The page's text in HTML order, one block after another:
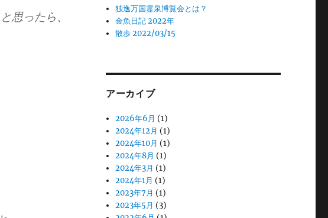
思ったら、
独逸万国霊泉博覧会とは？
金魚日記 2022年
散歩 2022/03/15
アーカイブ
2026年6月 (1)
2024年12月 (1)
2024年10月 (1)
2024年8月 (1)
2024年3月 (1)
2024年1月 (1)
2023年7月 (1)
2023年5月 (3)